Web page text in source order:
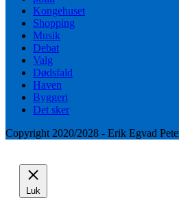
Kongehuset
Shopping
Musik
Debat
Valg
Dødsfald
Haven
Byggeri
Det sker
Copyright 2020/2028 - Erik Egvad
Luk